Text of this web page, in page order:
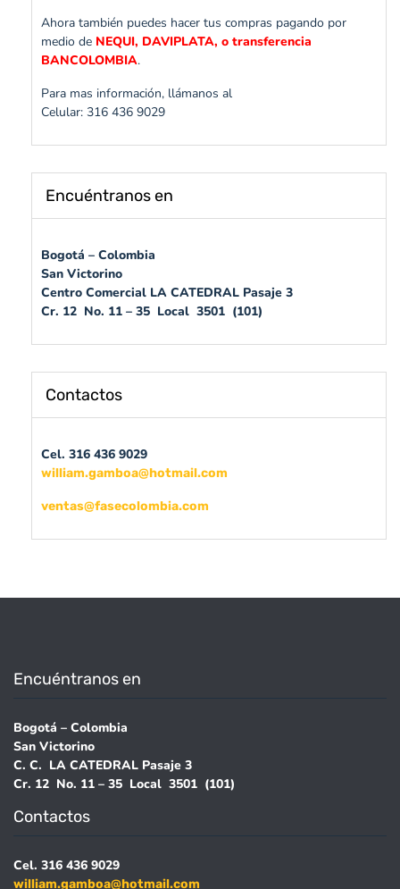
Ahora también puedes hacer tus compras pagando por
medio de NEQUI, DAVIPLATA, o transferencia
BANCOLOMBIA.
Para mas información, llámanos al
Celular: 316 436 9029
Encuéntranos en
Bogotá – Colombia
San Victorino
Centro Comercial LA CATEDRAL Pasaje 3
Cr. 12 No. 11 – 35 Local 3501 (101)
Contactos
Cel. 316 436 9029
william.gamboa@hotmail.com
ventas@fasecolombia.com
Encuéntranos en
Bogotá – Colombia
San Victorino
C. C. LA CATEDRAL Pasaje 3
Cr. 12 No. 11 – 35 Local 3501 (101)
Contactos
Cel. 316 436 9029
william.gamboa@hotmail.com